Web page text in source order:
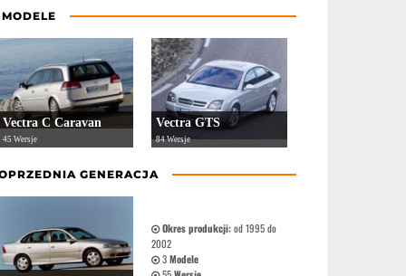
Vectra C Caravan
45 Wersje
Vectra GTS
84 Wersje
GENERACJA
Okres produkcji:od 1995 do
2002
3Modele